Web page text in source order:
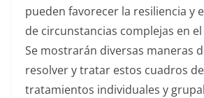
pueden favorecer la resiliencia y
de circunstancias complejas en
Se mostrarán diversas maneras
resolver y tratar estos cuadros
tratamientos individuales y